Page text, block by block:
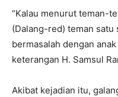
“Kalau menurut teman-
(Dalang-red) teman
bermasalah dengan
keterangan H. Samsul
Akibat kejadian itu,